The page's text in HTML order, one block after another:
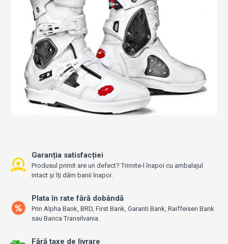
Fără taxe de livrare
Garanția satisfacției
Produsul primit are un defect? Trimite-l înapoi cu ambalajul
intact și îți dăm banii înapoi.
Plata în rate fără dobândă
Prin Alpha Bank, BRD, First Bank, Garanti Bank, Raiffeisen Bank
sau Banca Transilvania.